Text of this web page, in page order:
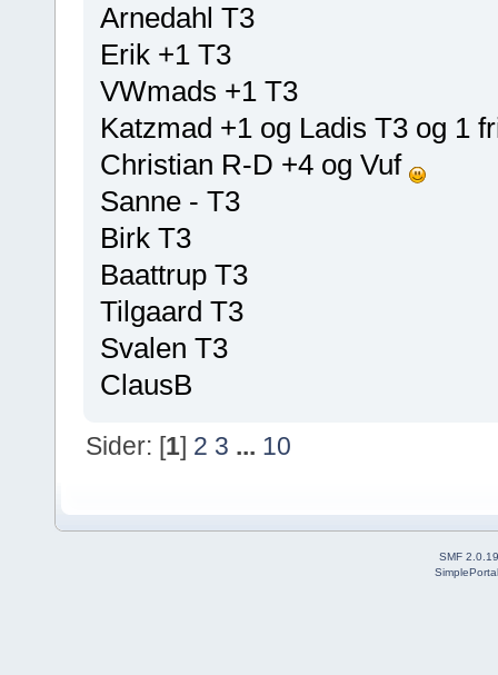
Arnedahl T3
Erik +1 T3
VWmads +1 T3
Katzmad +1 og Ladis T3 og 1
Christian R-D +4 og Vuf
Sanne - T3
Birk T3
Baattrup T3
Tilgaard T3
Svalen T3
ClausB
Sider: [1] 2 3 ... 10
SMF 2.0.19